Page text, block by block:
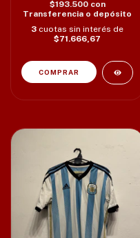
$193.500 con
Transferencia o depósito
3 cuotas sin interés de
$71.666,67